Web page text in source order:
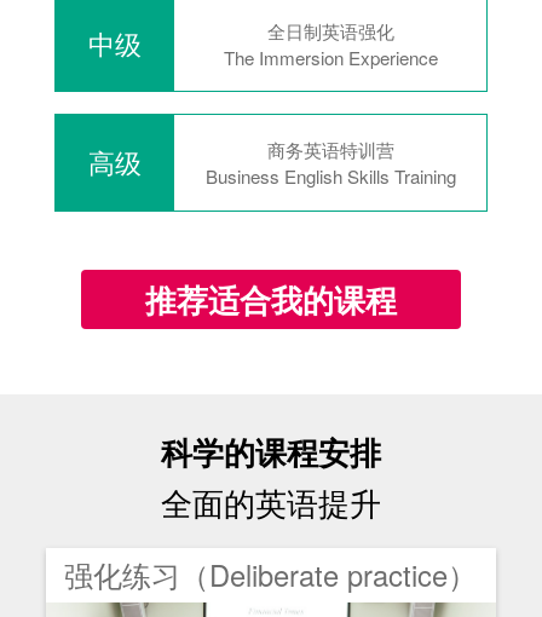
中级
全日制英语强化
The Immersion Experience
高级
商务英语特训营
Business English Skills Training
推荐适合我的课程
科学的课程安排
全面的英语提升
强化练习（Deliberate practice）